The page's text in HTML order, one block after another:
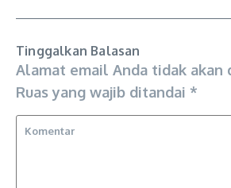
Tinggalkan Balasan
Alamat email Anda tidak akan
Ruas yang wajib ditandai *